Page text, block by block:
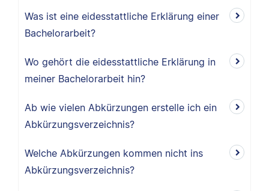
Was ist eine eidesstattliche Erklärung einer
Bachelorarbeit?
Wo gehört die eidesstattliche Erklärung in
meiner Bachelorarbeit hin?
Ab wie vielen Abkürzungen erstelle ich ein
Abkürzungsverzeichnis?
Welche Abkürzungen kommen nicht ins
Abkürzungsverzeichnis?